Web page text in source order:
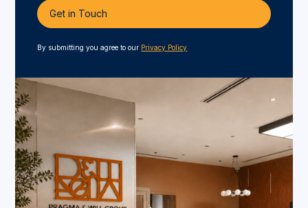
By submitting you agree to our Privacy Policy